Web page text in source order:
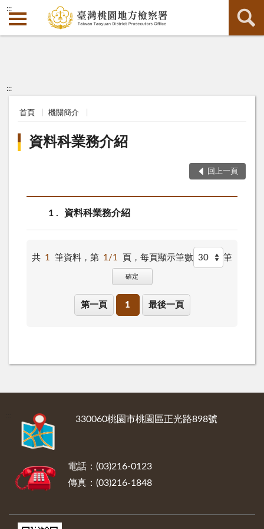
:::
:::
首頁 機關簡介
資料科業務介紹
回上一頁
1 資料科業務介紹
共 1 筆資料，第 1/1 頁， 每頁顯示筆數 筆
確定
第一頁 1 最後一頁
330060桃園市桃園區正光路898號
電話：(03)216-0123
傳真：(03)216-1848